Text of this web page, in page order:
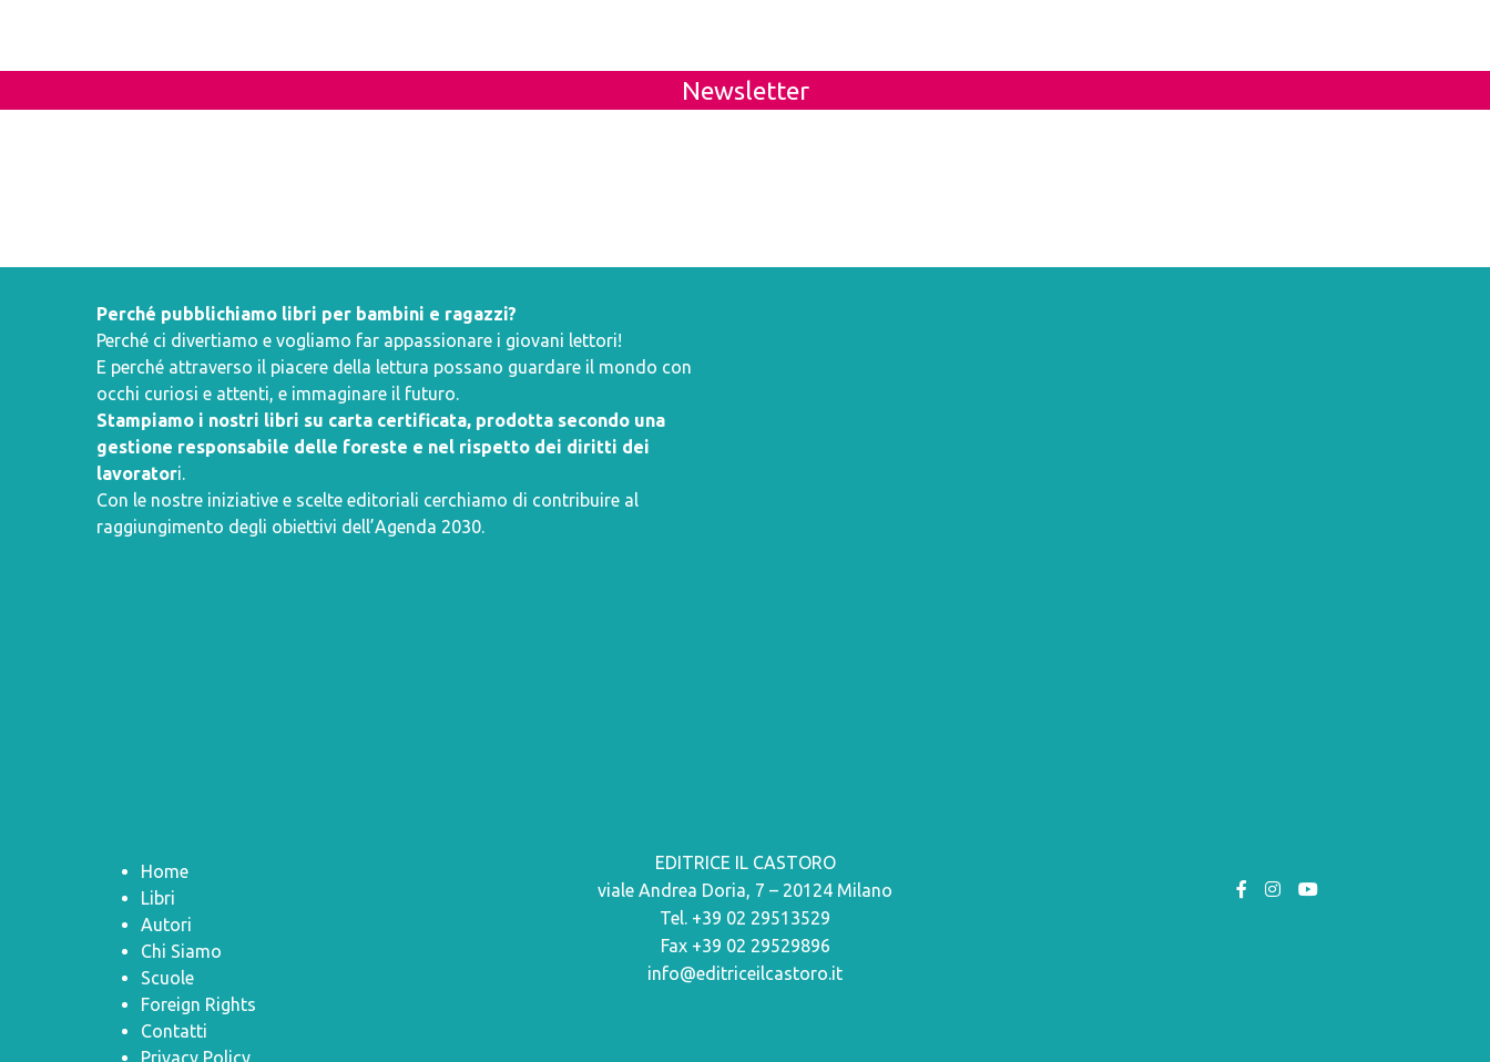
Newsletter
Perché pubblichiamo libri per bambini e ragazzi?
Perché ci divertiamo e vogliamo far appassionare i giovani lettori!
E perché attraverso il piacere della lettura possano guardare il mondo con
occhi curiosi e attenti, e immaginare il futuro.
Stampiamo i nostri libri su carta certificata, prodotta secondo una
gestione responsabile delle foreste e nel rispetto dei diritti dei
lavoratori.
Con le nostre iniziative e scelte editoriali cerchiamo di contribuire al
raggiungimento degli obiettivi dell’Agenda 2030.
Home
Libri
Autori
Chi Siamo
Scuole
Foreign Rights
Contatti
Privacy Policy
EDITRICE IL CASTORO
viale Andrea Doria, 7 – 20124 Milano
Tel. +39 02 29513529
Fax +39 02 29529896
info@editriceilcastoro.it